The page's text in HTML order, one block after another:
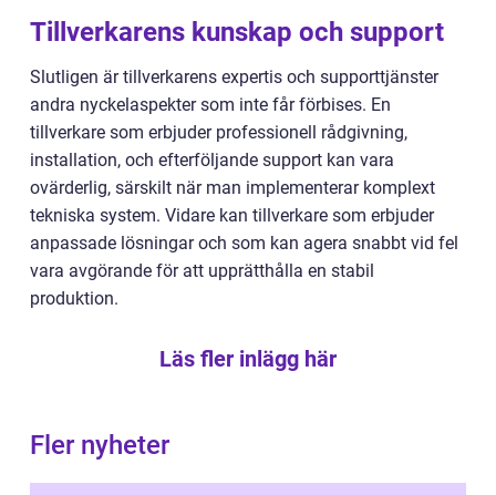
Tillverkarens kunskap och support
Slutligen är tillverkarens expertis och supporttjänster
andra nyckelaspekter som inte får förbises. En
tillverkare som erbjuder professionell rådgivning,
installation, och efterföljande support kan vara
ovärderlig, särskilt när man implementerar komplext
tekniska system. Vidare kan tillverkare som erbjuder
anpassade lösningar och som kan agera snabbt vid fel
vara avgörande för att upprätthålla en stabil
produktion.
Läs fler inlägg här
Fler nyheter